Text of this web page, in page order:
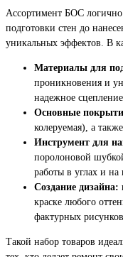
Ассортимент БОС логично
подготовки стен до
уникальных эффектов. В
Материалы для
проникновения и
надежное
Основные
колеруемая), а
Инструмент для
поролоновой
работы в углах и на
Создание дизайна:
краске любого
фактурных рисунков.
Такой набор товаров